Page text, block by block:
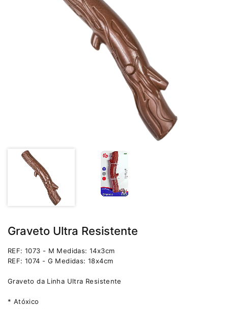
Graveto Ultra Resistente
REF: 1073 - M Medidas: 14x3cm
REF: 1074 - G Medidas: 18x4cm
Graveto da Linha Ultra Resistente
* Atóxico